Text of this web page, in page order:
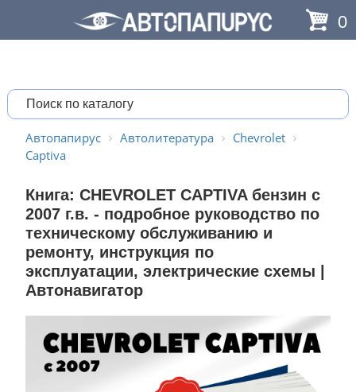
0
Автопапирус Автолитература
Chevrolet
Captiva
Книга: CHEVROLET CAPTIVA бензин с
2007 г.в. - подробное руководство по
техническому обслуживанию и
ремонту, инструкция по
эксплуатации, электрические схемы |
Автонавигатор